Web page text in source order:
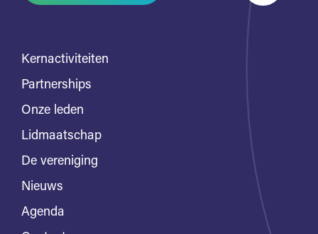
Kernactiviteiten
Partnerships
Onze leden
Lidmaatschap
De vereniging
Nieuws
Agenda